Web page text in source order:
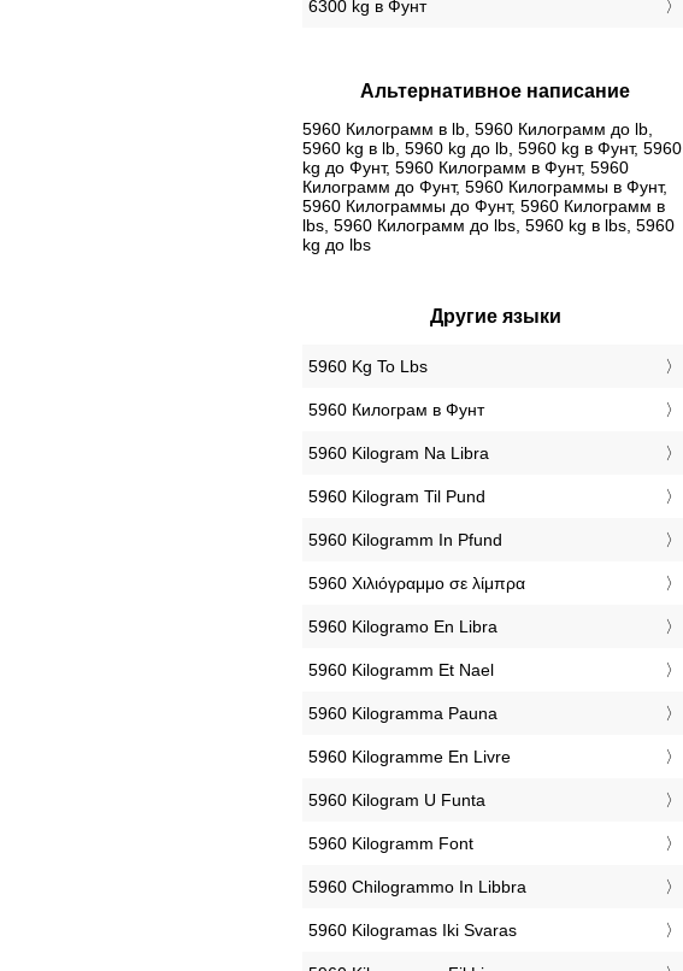
6300 kg в Фунт
Альтернативное написание
5960 Килограмм в lb, 5960 Килограмм до lb,
5960 kg в lb, 5960 kg до lb, 5960 kg в Фунт, 5960
kg до Фунт, 5960 Килограмм в Фунт, 5960
Килограмм до Фунт, 5960 Килограммы в Фунт,
5960 Килограммы до Фунт, 5960 Килограмм в
lbs, 5960 Килограмм до lbs, 5960 kg в lbs, 5960
kg до lbs
Другие языки
‎5960 Kg To Lbs
‎5960 Килограм в Фунт
‎5960 Kilogram Na Libra
‎5960 Kilogram Til Pund
‎5960 Kilogramm In Pfund
‎5960 Χιλιόγραμμο σε λίμπρα
‎5960 Kilogramo En Libra
‎5960 Kilogramm Et Nael
‎5960 Kilogramma Pauna
‎5960 Kilogramme En Livre
‎5960 Kilogram U Funta
‎5960 Kilogramm Font
‎5960 Chilogrammo In Libbra
‎5960 Kilogramas Iki Svaras